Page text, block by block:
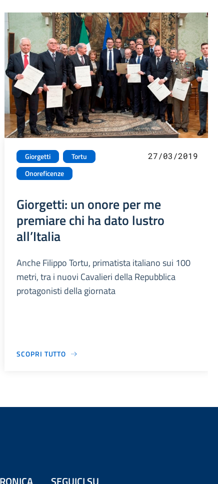
Giorgetti
Tortu
Onoreficenze
27/03/2019
Giorgetti: un onore per me
premiare chi ha dato lustro
all’Italia
Anche Filippo Tortu, primatista italiano sui 100
metri, tra i nuovi Cavalieri della Repubblica
protagonisti della giornata
SCOPRI TUTTO